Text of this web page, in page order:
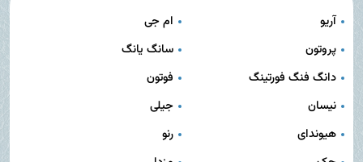
آریو
ام جی
پروتون
سانگ یانگ
دانگ فنگ فورتینگ
فوتون
نیسان
جیلی
هیوندای
رنو